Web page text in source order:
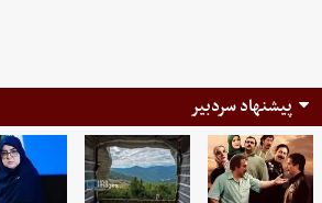
پیشنهاد سردبیر